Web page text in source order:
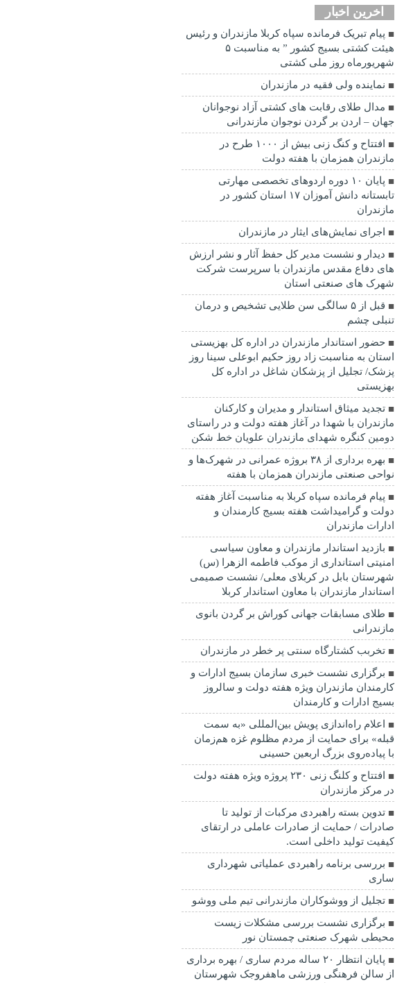
اخرین اخبار
پیام تبریک فرمانده سپاه کربلا مازندران و رئیس
هیئت کشتی بسیج کشور ” به مناسبت ۵
شهریورماه روز ملی کشتی
نماينده ولی فقیه در مازندران
مدال طلای رقابت های کشتی آزاد نوجوانان
جهان – اردن بر گردن نوجوان مازندرانی
افتتاح و کنگ زنی بیش از ۱۰۰۰ طرح در
مازندران همزمان با هفته دولت
پایان ۱۰ دوره اردوهای تخصصی مهارتی
تابستانه دانش آموزان ۱۷ استان کشور در
مازندران
اجرای نمایش‌های ایثار در مازندران
دیدار و نشست مدیر کل حفظ آثار و نشر ارزش
های دفاع مقدس مازندران با سرپرست شرکت
شهرک های صنعتی استان
قبل از ۵ سالگی سن طلایی تشخیص و درمان
تنبلی چشم
حضور استاندار مازندران در اداره کل بهزیستی
استان به مناسبت زاد روز حکیم ابوعلی سینا روز
پزشک/ تجلیل از پزشکان شاغل در اداره کل
بهزیستی
تجدید میثاق استاندار و مدیران و کارکنان
مازندران با شهدا در آغاز هفته دولت و در راستای
دومین کنگره شهدای مازندران علویان خط شکن
بهره برداری از ۳۸ بروژه عمرانی در شهرک‌ها و
نواحی صنعتی مازندران همزمان با هفته
پیام فرمانده سپاه کربلا به مناسبت آغاز هفته
دولت و گرامیداشت هفته بسیج کارمندان و
ادارات مازندران
بازدید استاندار مازندران و معاون سیاسی
امنیتی استانداری از موکب فاطمه الزهرا (س)
شهرستان بابل در کربلای معلی/ نشست صمیمی
استاندار مازندران با معاون استاندار کربلا
طلای مسابقات جهانی کوراش بر گردن بانوی
مازندرانی
تخربب کشتارگاه سنتی پر خطر در مازندران
برگزاری نشست خبری سازمان بسیج ادارات و
کارمندان مازندران ویژه هفته دولت و سالروز
بسیج ادارات و کارمندان
اعلام راه‌اندازی پویش بین‌المللی «به سمت
قبله» برای حمایت از مردم مظلوم غزه هم‌زمان
با پیاده‌روی بزرگ اربعین حسینی
افتتاح و کلنگ زنی ۲۳۰ پروژه ویژه هفته دولت
در مرکز مازندران
تدوین بسته راهبردی مرکبات از تولید تا
صادرات / حمایت از صادرات عاملی در ارتقای
کیفیت تولید داخلی است.
بررسی برنامه راهبردی عملیاتی شهرداری
ساری
تجلیل از ووشوکاران مازندرانی تیم ملی ووشو
برگزاری نشست بررسی مشکلات زیست
محیطی شهرک صنعتی چمستان نور
پایان انتظار ۲۰ ساله مردم ساری / بهره برداری
از سالن فرهنگی ورزشی ماهفروجک شهرستان